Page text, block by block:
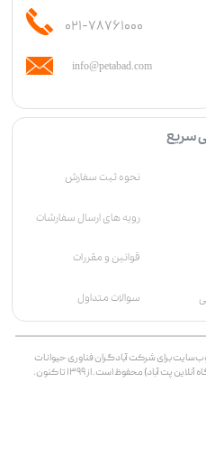
برای شرکت آبادگران فناوری حیوانات
پت آباد) محفوظ است. از ۱۳۹۹ تا کنون.
info@petabad.com
۰۲۱-۷۸۷۶۱۰۰۰
نحوه ثبت سفارش
رویه های ارسال سفارشات
قوانین و مقررات
سوالات متداول
سریع